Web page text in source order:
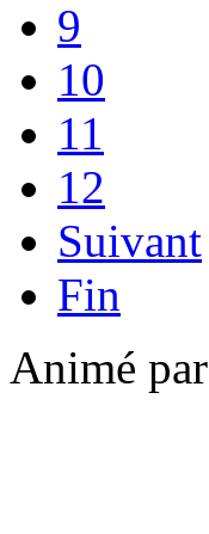
9
10
11
12
Suivant
Fin
Animé par